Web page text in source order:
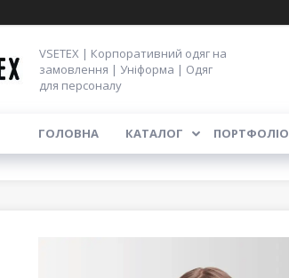
VSETEX | Корпоративний одяг на
замовлення | Уніформа | Одяг
для персоналу
ГОЛОВНА КАТАЛОГ ПОРТФОЛІО